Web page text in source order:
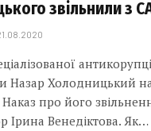
звільнили з
Назар Холодницький
Наказ про його
Ірина Венедіктова. Як…